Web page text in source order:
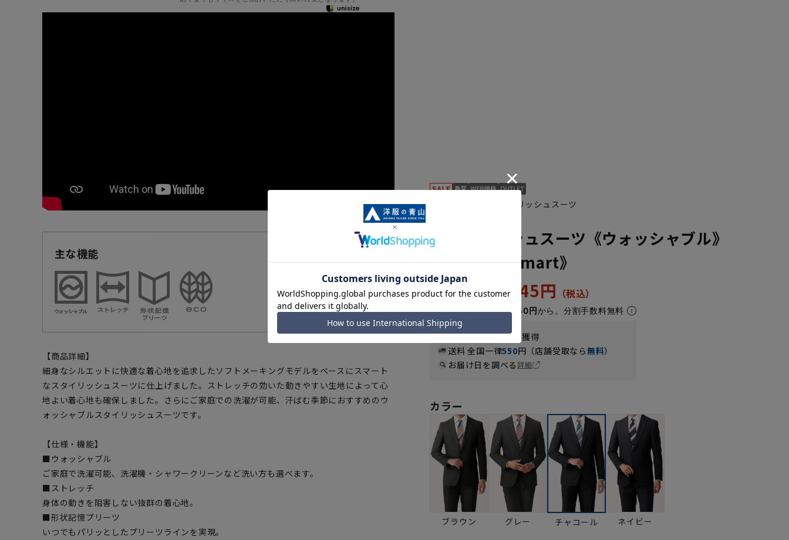
主な機能
【商品詳細】
細身なシルエットに快適な着心地を追求したソフトメーキングモデルをベースにスマート
なスタイリッシュスーツに仕上げました。ストレッチの効いた動きやすい生地によって心
地よい着心地も確保しました。さらにご家庭での洗濯が可能、汗ばむ季節におすすめのウ
ォッシャブルスタイリッシュスーツです。
【仕様・機能】
■ウォッシャブル
ご家庭で洗濯可能、洗濯機・シャワークリーンなど洗い方も選べます。
■ストレッチ
身体の動きを阻害しない抜群の着心地。
■形状記憶プリーツ
いつでもパリッとしたプリーツラインを実現。
ご家庭で洗えるスタイリッシュスーツ
スタイリッシュスーツ《ウォッシャブル》
《Plastics Smart》
32,890円 16,445円
なら月々2,740円から。分割手数料無料
WEB会員なら82 pt獲得
送料 全国一律550円（店舗受取なら無料）
お届け日を調べる詳細
カラー
ブラウン グレー チャコール ネイビー